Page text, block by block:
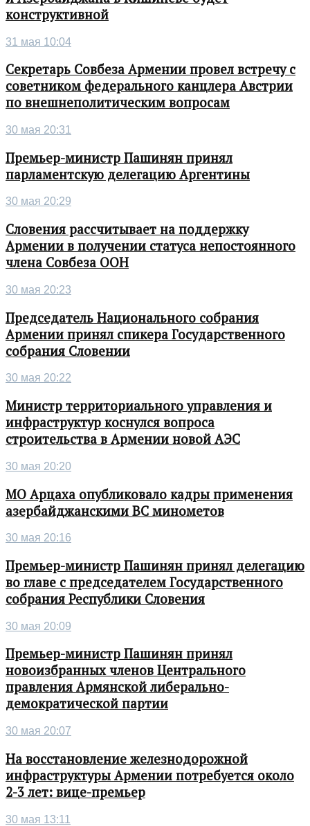
конструктивной
31 мая 10:04
Секретарь Совбеза Армении провел встречу с
советником федерального канцлера Австрии
по внешнеполитическим вопросам
30 мая 20:31
Премьер-министр Пашинян принял
парламентскую делегацию Аргентины
30 мая 20:29
Словения рассчитывает на поддержку
Армении в получении статуса непостоянного
члена Совбеза ООН
30 мая 20:23
Председатель Национального собрания
Армении принял спикера Государственного
собрания Словении
30 мая 20:22
Министр территориального управления и
инфраструктур коснулся вопроса
строительства в Армении новой АЭС
30 мая 20:20
МО Арцаха опубликовало кадры применения
азербайджанскими ВС минометов
30 мая 20:16
Премьер-министр Пашинян принял делегацию
во главе с председателем Государственного
собрания Республики Словения
30 мая 20:09
Премьер-министр Пашинян принял
новоизбранных членов Центрального
правления Армянской либерально-
демократической партии
30 мая 20:07
На восстановление железнодорожной
инфраструктуры Армении потребуется около
2-3 лет: вице-премьер
30 мая 13:11